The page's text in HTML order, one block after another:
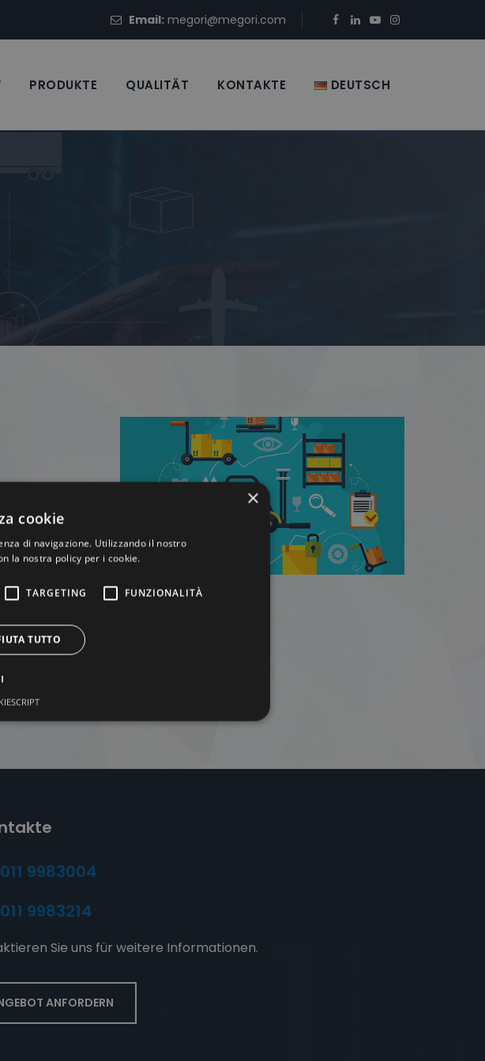
Email: megori@megori.com
PRODUKTE QUALITÄT KONTAKTE DEUTSCH
und
9983004
9983214
Sie uns für weitere Informationen.
ANFORDERN
×
cookie
di navigazione. Utilizzando il nostro
la nostra policy per i cookie.
TARGETING FUNZIONALITÀ
TUTTO